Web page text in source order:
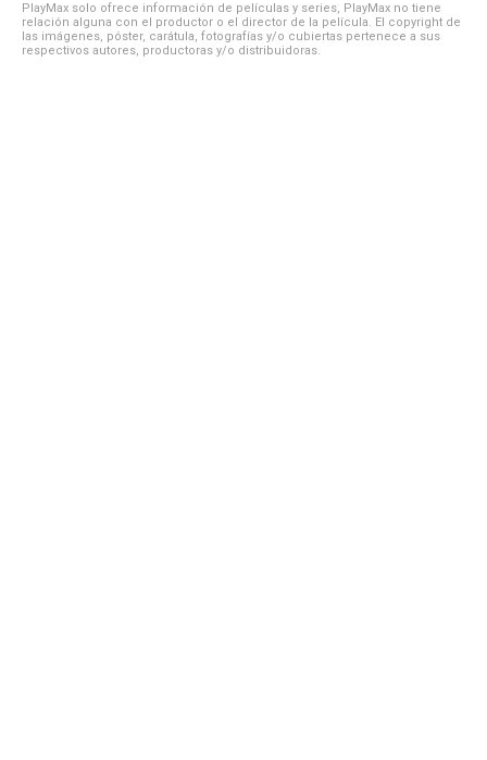
PlayMax solo ofrece información de películas y series, PlayMax no tiene
relación alguna con el productor o el director de la película. El copyright de
las imágenes, póster, carátula, fotografías y/o cubiertas pertenece a sus
respectivos autores, productoras y/o distribuidoras.